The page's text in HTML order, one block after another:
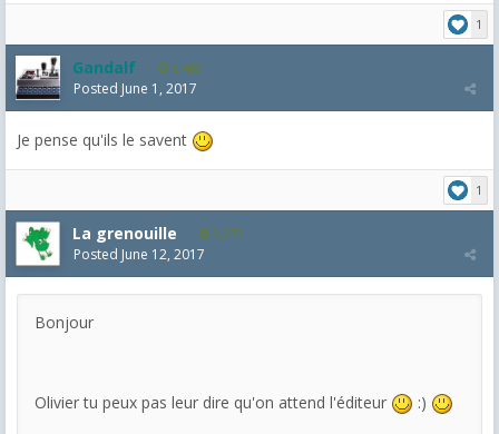
1
Gandalf 2,463
Posted June 1, 2017
Je pense qu'ils le savent
1
La grenouille 3,271
Posted June 12, 2017
Bonjour
Olivier tu peux pas leur dire qu'on attend l'éditeur :)